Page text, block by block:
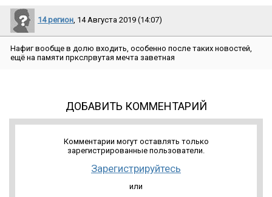
14 регион, 14 Августа 2019 (14:07)
Нафиг вообще в долю входить, особенно после таких новостей,
ещё на памяти пркслрвутая мечта заветная
ДОБАВИТЬ КОММЕНТАРИЙ
Комментарии могут оставлять только
зарегистрированные пользователи.
Зарегистрируйтесь
или